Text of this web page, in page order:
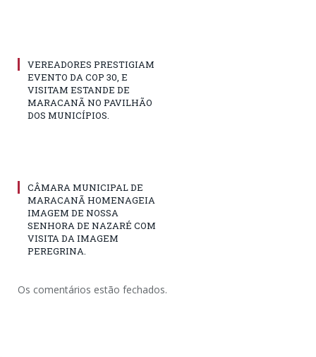
VEREADORES PRESTIGIAM
EVENTO DA COP 30, E
VISITAM ESTANDE DE
MARACANÃ NO PAVILHÃO
DOS MUNICÍPIOS.
CÂMARA MUNICIPAL DE
MARACANÃ HOMENAGEIA
IMAGEM DE NOSSA
SENHORA DE NAZARÉ COM
VISITA DA IMAGEM
PEREGRINA.
Os comentários estão fechados.